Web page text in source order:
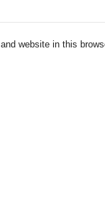
website in this